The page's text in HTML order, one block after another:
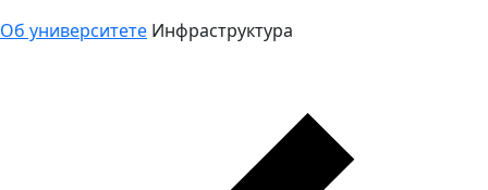
Об университете Инфраструктура